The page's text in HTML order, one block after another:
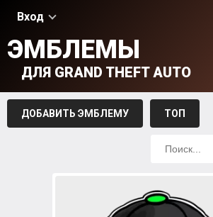
Вход
ЭМБЛЕМЫ
ДЛЯ GRAND THEFT AUTO
ДОБАВИТЬ ЭМБЛЕМУ ТОП